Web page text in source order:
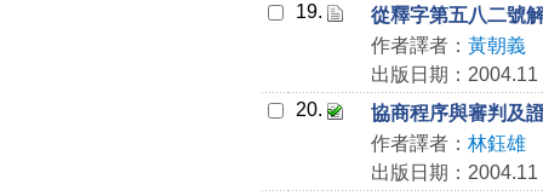
19.
從釋字第五八二號
作者譯者： 黃朝義
出版日期：2004.11
20.
協商程序與審判及
作者譯者： 林鈺雄
出版日期：2004.11